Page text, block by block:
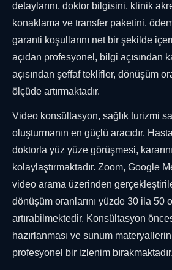
detaylarını, doktor bilgisini, klinik
konaklama ve transfer paketini,
garanti koşullarını net bir şekilde
açıdan profesyonel, bilgi açısından
açısından şeffaf teklifler, dönüşüm
ölçüde artırmaktadır.
Video konsültasyon, sağlık turizmi
oluşturmanın en güçlü aracıdır.
doktorla yüz yüze görüşmesi,
kolaylaştırmaktadır. Zoom, Google
video arama üzerinden
dönüşüm oranlarını yüzde 30 ila 50
artırabilmektedir. Konsültasyon
hazırlanması ve sunum
profesyonel bir izlenim bırakmaktadır.